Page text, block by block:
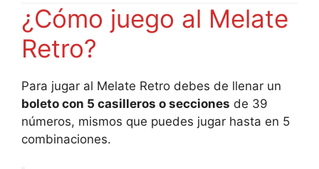
¿Cómo juego al Melate
Retro?
Para jugar al Melate Retro debes de llenar un
boleto con 5 casilleros o secciones de 39
números, mismos que puedes jugar hasta en 5
combinaciones.